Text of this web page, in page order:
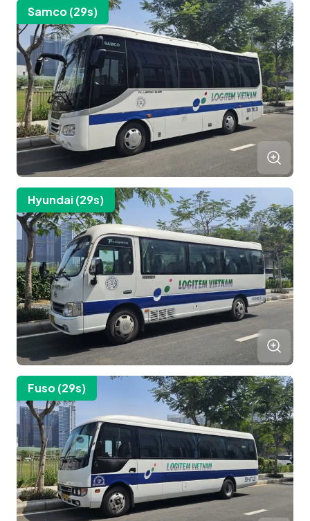
Đặt Xe / Báo Giá
Samco (29s)
Hyundai (29s)
Fuso (29s)